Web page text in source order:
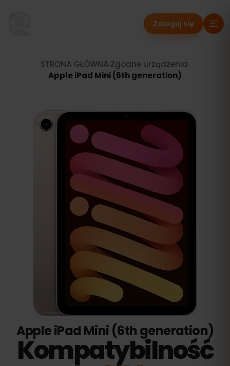
Zaloguj się
STRONA GŁÓWNA› Zgodne urządzenia
Apple iPad Mini (6th generation)
Apple iPad Mini (6th generation)
Kompatybilność